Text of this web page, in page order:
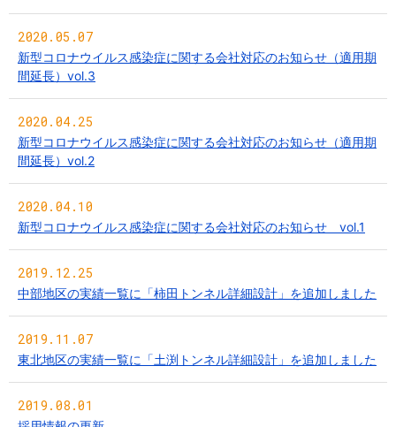
2020.05.07
新型コロナウイルス感染症に関する会社対応のお知らせ（適用期
間延長）vol.3
2020.04.25
新型コロナウイルス感染症に関する会社対応のお知らせ（適用期
間延長）vol.2
2020.04.10
新型コロナウイルス感染症に関する会社対応のお知らせ vol.1
2019.12.25
中部地区の実績一覧に「柿田トンネル詳細設計」を追加しました
2019.11.07
東北地区の実績一覧に「土渕トンネル詳細設計」を追加しました
2019.08.01